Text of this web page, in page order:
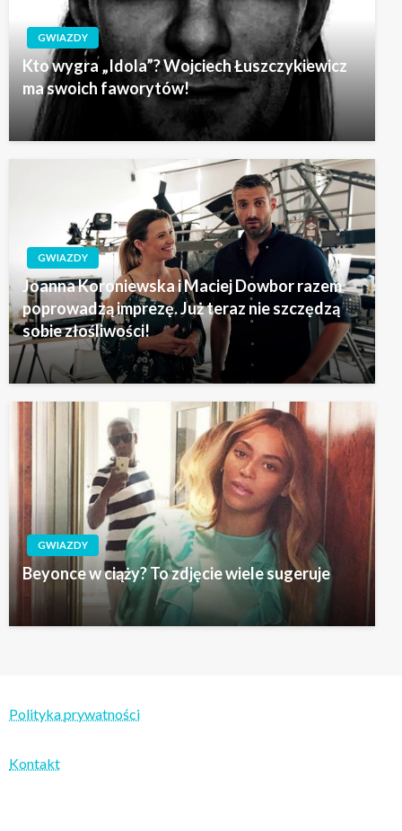
GWIAZDY
Kto wygra „Idola”? Wojciech Łuszczykiewicz
ma swoich faworytów!
GWIAZDY
Joanna Koroniewska i Maciej Dowbor razem
poprowadzą imprezę. Już teraz nie szczędzą
sobie złośliwości!
GWIAZDY
Beyonce w ciąży? To zdjęcie wiele sugeruje
Polityka prywatności
Kontakt